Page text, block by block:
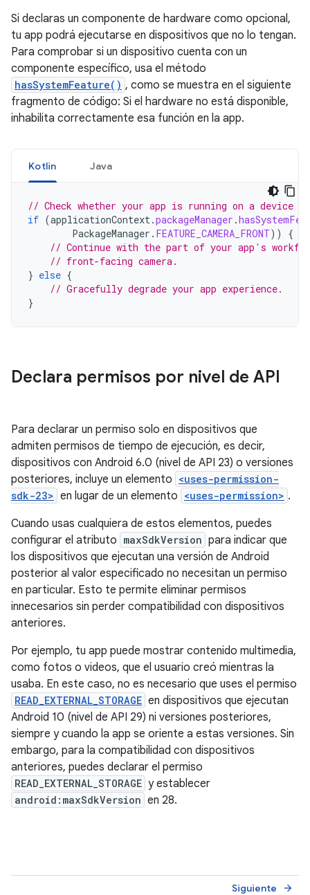
Si declaras un componente de hardware como opcional,
tu app podrá ejecutarse en dispositivos que no lo tengan.
Para comprobar si un dispositivo cuenta con un
componente específico, usa el método
hasSystemFeature() , como se muestra en el siguiente
fragmento de código: Si el hardware no está disponible,
inhabilita correctamente esa función en la app.
Kotlin Java
// Check whether your app is running on a device
if (applicationContext.packageManager .
PackageManager . FEATURE_CAMERA_FRONT))
{
// Continue with the part of your app's
// front-facing camera.
} else {
// Gracefully degrade your app experience.
}
Declara permisos por nivel de API
Para declarar un permiso solo en dispositivos que
admiten permisos de tiempo de ejecución, es decir,
dispositivos con Android 6.0 (nivel de API 23) o versiones
posteriores, incluye un elemento <uses-permission-
sdk-23> en lugar de un elemento <uses-permission> .
Cuando usas cualquiera de estos elementos, puedes
configurar el atributo maxSdkVersion para indicar que
los dispositivos que ejecutan una versión de Android
posterior al valor especificado no necesitan un permiso
en particular. Esto te permite eliminar permisos
innecesarios sin perder compatibilidad con dispositivos
anteriores.
Por ejemplo, tu app puede mostrar contenido multimedia,
como fotos o videos, que el usuario creó mientras la
usaba. En este caso, no es necesario que uses el permiso
READ_EXTERNAL_STORAGE en dispositivos que ejecutan
Android 10 (nivel de API 29) ni versiones posteriores,
siempre y cuando la app se oriente a estas versiones. Sin
embargo, para la compatibilidad con dispositivos
anteriores, puedes declarar el permiso
READ_EXTERNAL_STORAGE y establecer
android:maxSdkVersion en 28.
Siguiente arrow_forward